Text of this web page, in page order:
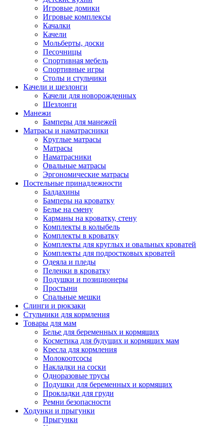
Игровые домики
Игровые комплексы
Качалки
Качели
Мольберты, доски
Песочницы
Спортивная мебель
Спортивные игры
Столы и стульчики
Качели и шезлонги
Качели для новорожденных
Шезлонги
Манежи
Бамперы для манежей
Матрасы и наматрасники
Круглые матрасы
Матрасы
Наматрасники
Овальные матрасы
Эргономические матрасы
Постельные принадлежности
Балдахины
Бамперы на кроватку
Белье на смену
Карманы на кроватку, стену
Комплекты в колыбель
Комплекты в кроватку
Комплекты для круглых и овальных кроватей
Комплекты для подростковых кроватей
Одеяла и пледы
Пеленки в кроватку
Подушки и позиционеры
Простыни
Спальные мешки
Слинги и рюкзаки
Стульчики для кормления
Товары для мам
Белье для беременных и кормящих
Косметика для будущих и кормящих мам
Кресла для кормления
Молокоотсосы
Накладки на соски
Одноразовые трусы
Подушки для беременных и кормящих
Прокладки для груди
Ремни безопасности
Ходунки и прыгунки
Прыгунки